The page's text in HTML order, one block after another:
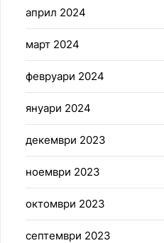
април 2024
март 2024
февруари 2024
януари 2024
декември 2023
ноември 2023
октомври 2023
септември 2023